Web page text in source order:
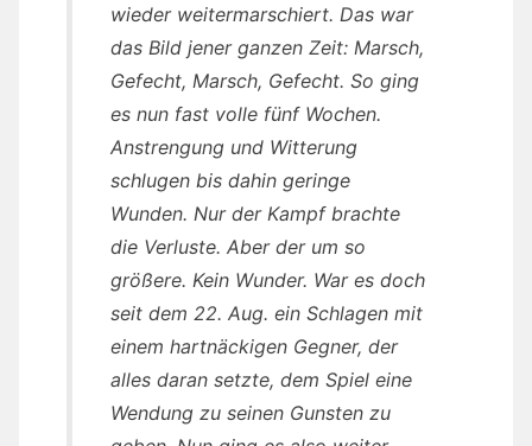
wieder weitermarschiert. Das war
das Bild jener ganzen Zeit: Marsch,
Gefecht, Marsch, Gefecht. So ging
es nun fast volle fünf Wochen.
Anstrengung und Witterung
schlugen bis dahin geringe
Wunden. Nur der Kampf brachte
die Verluste. Aber der um so
größere. Kein Wunder. War es doch
seit dem 22. Aug. ein Schlagen mit
einem hartnäckigen Gegner, der
alles daran setzte, dem Spiel eine
Wendung zu seinen Gunsten zu